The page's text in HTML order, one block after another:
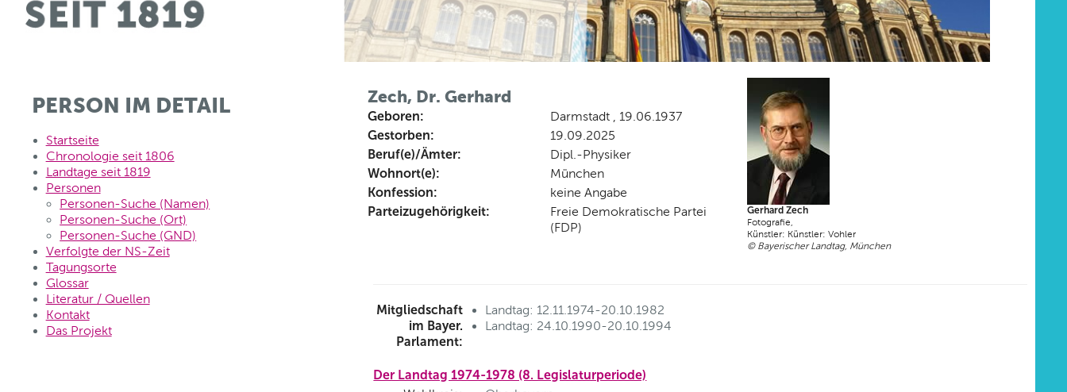
PERSON IM DETAIL
Startseite
Chronologie seit 1806
Landtage seit 1819
Personen
Personen-Suche (Namen)
Personen-Suche (Ort)
Personen-Suche (GND)
Verfolgte der NS-Zeit
Tagungsorte
Glossar
Literatur / Quellen
Kontakt
Das Projekt
Zech, Dr. Gerhard
Geboren: Darmstadt , 19.06.1937
Gestorben: 19.09.2025
Beruf(e)/Ämter: Dipl.-Physiker
Wohnort(e): München
Konfession: keine Angabe
Parteizugehörigkeit:
Freie Demokratische Partei
(FDP)
Gerhard Zech
Fotografie,
Künstler: Künstler: Vohler
© Bayerischer Landtag, München
Mitgliedschaft
im Bayer.
Parlament:
Landtag: 12.11.1974-20.10.1982
Landtag: 24.10.1990-20.10.1994
Der Landtag 1974-1978 (8. Legislaturperiode)